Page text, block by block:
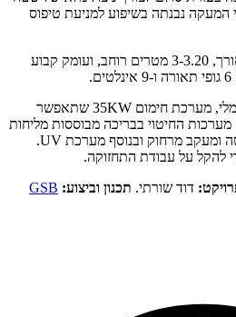
המעקה נבנתה בשיפוע למניעת טיפוס
כ-20 מטרים אורך, 3-3.20 מטרים רוחב, ועומק קבוע
לבריכה הוספנו כיסוי תריס חשמלי, מערכת חימום 35KW שתאפשר
החיטוי בבריכה מבוססות מליחות
נמוכה וחכמה המאפשרת שליטה ומעקב מרחוק ובנוסף מערכת UV.
להקל על עבודת התחזוקה.
דוד שורתי. תכנון וביצוע: GSB